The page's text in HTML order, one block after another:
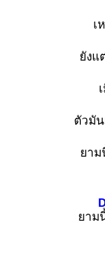
เ
ยังแ
ตัวมั
ยาม
ยาม